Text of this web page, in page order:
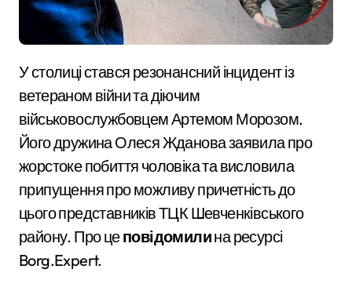
У столиці стався резонансний інцидент із
ветераном війни та діючим
військовослужбовцем Артемом Морозом.
Його дружина Олеся Жданова заявила про
жорстоке побиття чоловіка та висловила
припущення про можливу причетність до
цього представників ТЦК Шевченківського
району. Про цеповідомилина ресурсі
Borg.Expert.